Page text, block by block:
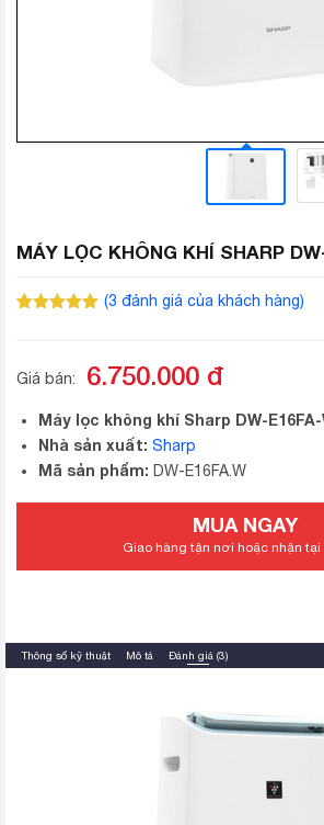
MÁY LỌC KHÔNG KHÍ SHARP
(3 đánh giá của khách hàng)
Giá bán: 6.750.000 đ
Máy lọc không khí Sharp DW-E16FA-
Nhà sản xuất: Sharp
Mã sản phẩm: DW-E16FA.W
MUA NGAY
Giao hàng tận nơi hoặc nhận tại
Thông số kỹ thuật Mô tả Đánh giá (3)